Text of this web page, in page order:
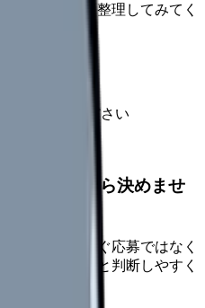
不安を分けて整理してみてく
確認してください
を比べてから決めませ
った時は、すぐ応募ではなく
先」を分けると判断しやすく